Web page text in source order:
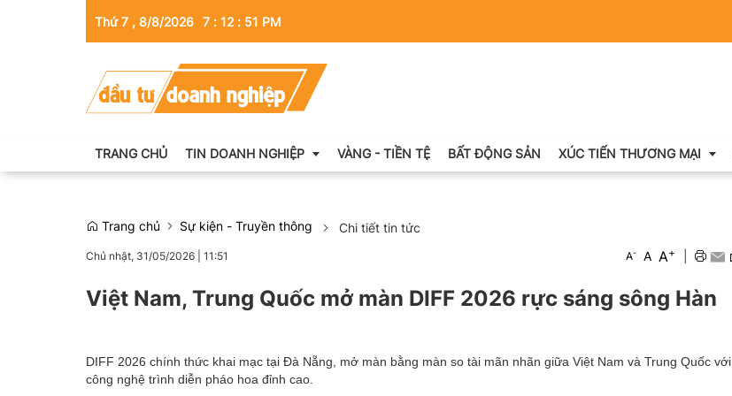
Thứ 7 , 8/8/2026 7 : 12 : 53 PM
TRANG CHỦ TIN DOANH NGHIỆP
Thông tin doanh nghiệp
Kinh tế tài chính
VÀNG - TIỀN TỆ BẤT ĐỘNG SẢN XÚC TIẾN THƯƠNG MẠI
Hội chợ triển lãm
Trang chủ Sự kiện - Truyền thông Chi tiết tin tức
Chủ nhật, 31/05/2026 11:51 A- A A+
Việt Nam, Trung Quốc mở màn DIFF 2026 rực sáng sông Hàn
DIFF 2026 chính thức khai mạc tại Đà Nẵng, mở màn bằng màn so tài mãn nhãn giữa Việt Nam và Trung Quốc với
công nghệ trình diễn pháo hoa đỉnh cao.